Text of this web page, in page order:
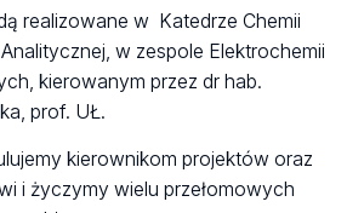
realizowane w Katedrze Chemii
w zespole Elektrochemii
kierowanym przez dr hab.
prof. UŁ.
kierownikom projektów oraz
i życzymy wielu przełomowych